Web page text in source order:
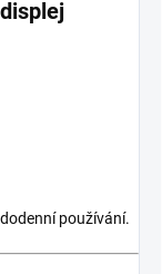
používání.